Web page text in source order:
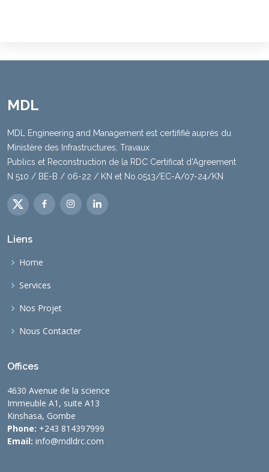
MDL
MDL Engineering and Management est certififié auprès du
Ministère des Infrastructures, Travaux
Publics et Reconstruction de la RDC Certificat d'Agreement
N 510 / BE-B / 06-22 / KN et No.0513/EC-A/07-24/KN
Liens
Home
Services
Nos Projet
Nous Contacter
Offices
4630 Avenue de la science
Immeuble A1, suite A13
Kinshasa, Gombe
Phone: +243 814397999
Email: info@mdldrc.com